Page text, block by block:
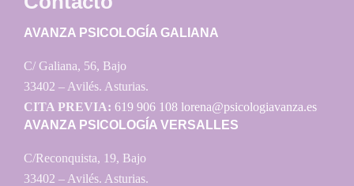
AVANZA PSICOLOGÍA GALIANA
C/ Galiana, 56, Bajo
33402 – Avilés. Asturias.
CITA PREVIA: 619 906 108 lorena@psicologiavanza.es
AVANZA PSICOLOGÍA VERSALLES
C/Reconquista, 19, Bajo
33402 – Avilés. Asturias.